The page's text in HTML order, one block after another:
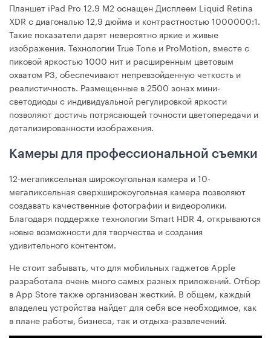
Планшет iPad Pro 12.9 М2 оснащен Дисплеем Liquid Retina
XDR с диагональю 12,9 дюйма и контрастностью 1000000:1.
Такие показатели дарят невероятно яркие и живые
изображения. Технологии True Tone и ProMotion, вместе с
пиковой яркостью 1000 нит и расширенным цветовым
охватом P3, обеспечивают непревзойденную четкость и
реалистичность. Размещенные в 2500 зонах мини-
светодиоды с индивидуальной регулировкой яркости
позволяют достичь потрясающей точности цветопередачи и
детализированности изображения.
Камеры для профессиональной съемки
12-мегапиксельная широкоугольная камера и 10-
мегапиксельная сверхширокоугольная камера позволяют
создавать качественные фотографии и видеоролики.
Благодаря поддержке технологии Smart HDR 4, открываются
новые возможности для творчества и создания
удивительного контентом.
Не стоит забывать, что для мобильных гаджетов Apple
разработала очень много самых разных приложений. Отбор
в App Store также организован жесткий. В общем, каждый
владелец устройства найдет для себя все необходимое, как
в плане работы, бизнеса, так и отдыха-развлечений.